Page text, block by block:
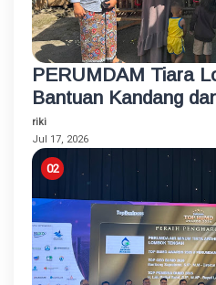
PERUMDAM Tiara
Bantuan Kandang
Rumahan untuk
Kebakaran
riki
Jul 17, 2026